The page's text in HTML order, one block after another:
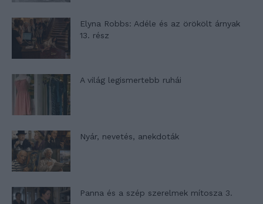
Elyna Robbs: Adéle és az örökölt árnyak
13. rész
A világ legismertebb ruhái
Nyár, nevetés, anekdoták
Panna és a szép szerelmek mítosza 3.